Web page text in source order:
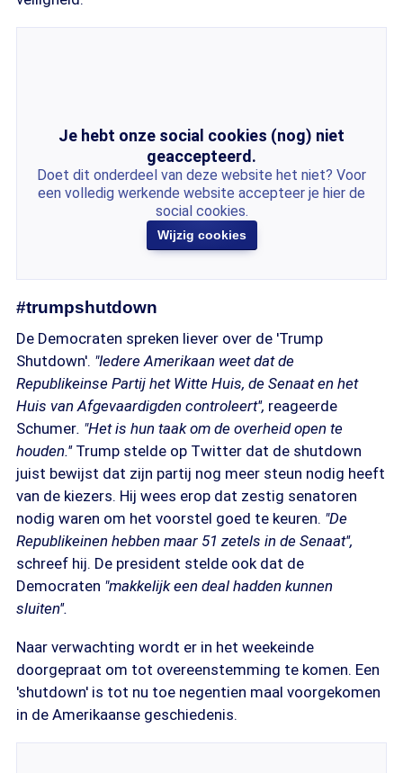
Je hebt onze social cookies (nog) niet
geaccepteerd.
Doet dit onderdeel van deze website het niet? Voor
een volledig werkende website accepteer je hier de
social cookies.
Wijzig cookies
#trumpshutdown
De Democraten spreken liever over de 'Trump
Shutdown'. "Iedere Amerikaan weet dat de
Republikeinse Partij het Witte Huis, de Senaat en het
Huis van Afgevaardigden controleert'', reageerde
Schumer. "Het is hun taak om de overheid open te
houden.'' Trump stelde op Twitter dat de shutdown
juist bewijst dat zijn partij nog meer steun nodig heeft
van de kiezers. Hij wees erop dat zestig senatoren
nodig waren om het voorstel goed te keuren. "De
Republikeinen hebben maar 51 zetels in de Senaat'',
schreef hij. De president stelde ook dat de
Democraten "makkelijk een deal hadden kunnen
sluiten''.
Naar verwachting wordt er in het weekeinde
doorgepraat om tot overeenstemming te komen. Een
'shutdown' is tot nu toe negentien maal voorgekomen
in de Amerikaanse geschiedenis.